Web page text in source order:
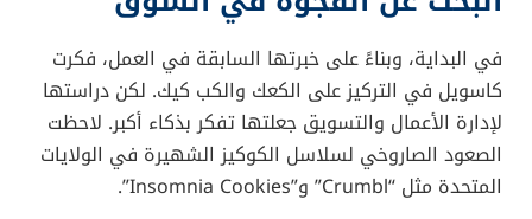
في البداية، وبناءً على خبرتها السابقة في العمل، فكرت
كاسويل في التركيز على الكعك والكب كيك. لكن دراستها
لإدارة الأعمال والتسويق جعلتها تفكر بذكاء أكبر. لاحظت
الصعود الصاروخي لسلاسل الكوكيز الشهيرة في الولايات
المتحدة مثل “Crumbl” و”Insomnia Cookies”.